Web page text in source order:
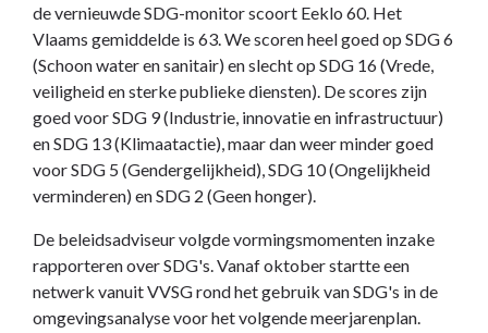
de vernieuwde SDG-monitor scoort Eeklo 60. Het
Vlaams gemiddelde is 63. We scoren heel goed op SDG 6
(Schoon water en sanitair) en slecht op SDG 16 (Vrede,
veiligheid en sterke publieke diensten). De scores zijn
goed voor SDG 9 (Industrie, innovatie en infrastructuur)
en SDG 13 (Klimaatactie), maar dan weer minder goed
voor SDG 5 (Gendergelijkheid), SDG 10 (Ongelijkheid
verminderen) en SDG 2 (Geen honger).
De beleidsadviseur volgde vormingsmomenten inzake
rapporteren over SDG's. Vanaf oktober startte een
netwerk vanuit VVSG rond het gebruik van SDG's in de
omgevingsanalyse voor het volgende meerjarenplan.